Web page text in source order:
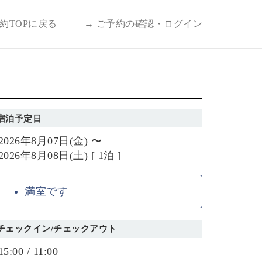
TOPに戻る → ご予約の確認・ログイン
泊予定日
年8月07日(金) 〜
年8月08日(土) [ 1泊 ]
満室です
ェックイン/チェックアウト
/ 11:00